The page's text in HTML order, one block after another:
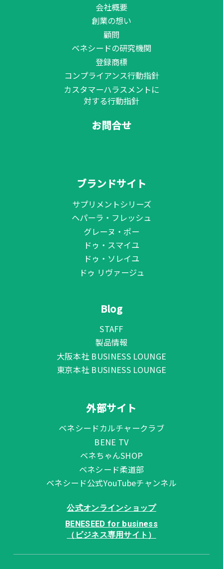
会社概要
創業の想い
顧問
ベネシードの研究機関
登録商標
コンプライアンス行動指針
カスタマーハラスメントに
対する行動指針
お問合せ
ブランドサイト
サプリメントシリーズ
ヘパーラ・フレッシュ
グレーヌ・ポー
ドゥ・スマイユ
ドゥ・ソレイユ
ドゥ リヴァージュ
Blog
STAFF
製品情報
大阪本社 BUSINESS LOUNGE
東京本社 BUSINESS LOUNGE
外部サイト
ベネシードカルチャークラブ
BENE TV
ベネちゃんSHOP
ベネシード柔道部
ベネシード公式YouTubeチャンネル
公式オンラインショップ
BENESEED for business
（ビジネス専用サイト）